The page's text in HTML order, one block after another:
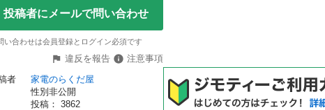
投稿者にメールで問い合わせ
い合わせは会員登録とログイン必須です
違反を報告
注意事項
者
家電のらくだ屋
性別非公開
投稿： 3862